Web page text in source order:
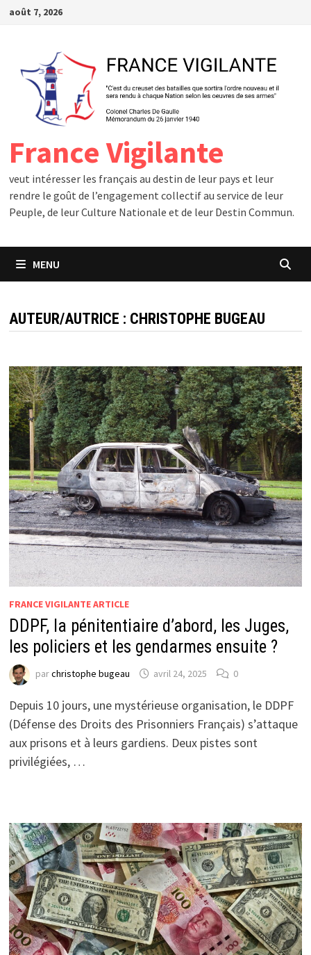
Passer
août 7, 2026
France Vigilante
veut intéresser les français au destin de leur pays et leur
rendre le goût de l’engagement collectif au service de leur
Peuple, de leur Culture Nationale et de leur Destin Commun.
MENU
AUTEUR/AUTRICE : CHRISTOPHE BUGEAU
FRANCE VIGILANTE ARTICLE
DDPF, la pénitentiaire d’abord, les Juges,
les policiers et les gendarmes ensuite ?
parchristophe bugeau avril 24, 2025 0
Depuis 10 jours, une mystérieuse organisation, le DDPF
(Défense des Droits des Prisonniers Français) s’attaque
aux prisons et à leurs gardiens. Deux pistes sont
privilégiées, …